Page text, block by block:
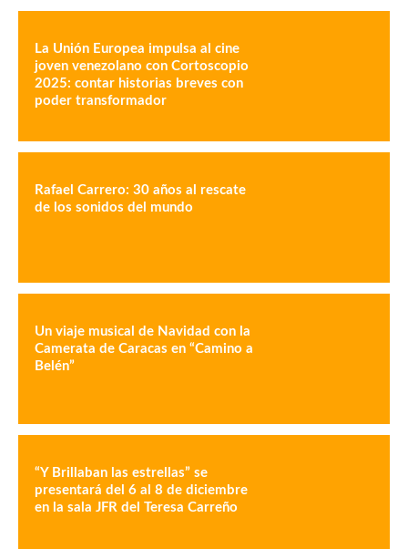
La Unión Europea impulsa al cine
joven venezolano con Cortoscopio
2025: contar historias breves con
poder transformador
Rafael Carrero: 30 años al rescate
de los sonidos del mundo
Un viaje musical de Navidad con la
Camerata de Caracas en “Camino a
Belén”
“Y Brillaban las estrellas” se
presentará del 6 al 8 de diciembre
en la sala JFR del Teresa Carreño